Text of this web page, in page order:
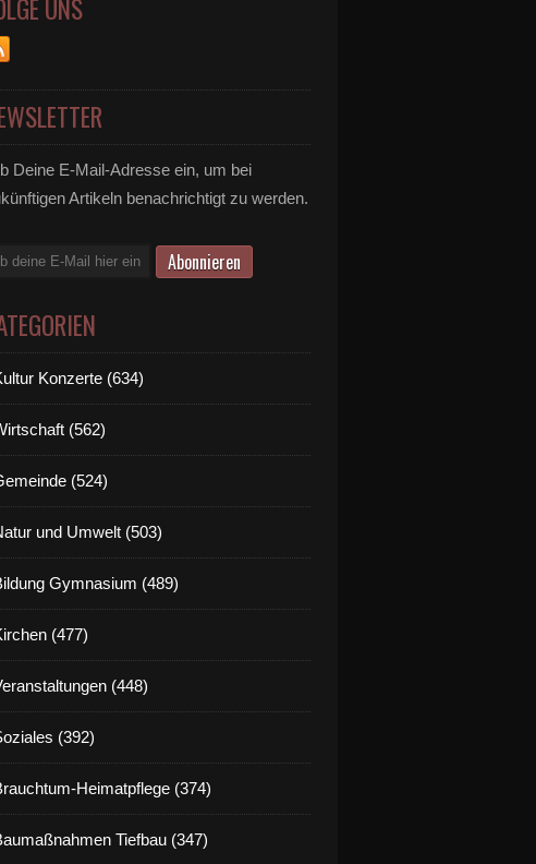
UNS
Deine E-Mail-Adresse ein, um bei
Artikeln benachrichtigt zu werden.
Konzerte (634)
(562)
(524)
und Umwelt (503)
Gymnasium (489)
(477)
(448)
(392)
Heimatpflege (374)
Tiefbau (347)